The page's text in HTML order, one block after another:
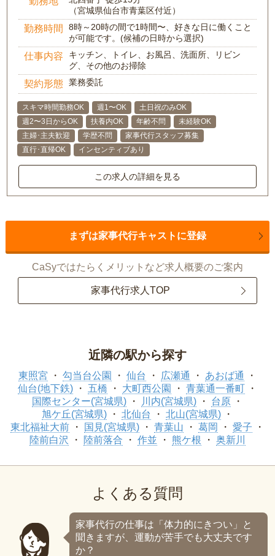
（宮城県仙台市青葉区付近）
勤務時間
8時～20時の間で1時間〜、好きな日に働くこと
が可能です。(候補の日時から選択)
仕事内容
キッチン、トイレ、お風呂、洗面所、リビン
グ、その他のお掃除
契約形態 業務委託
スキマ時間勤務OK 週1〜OK
土日祝のみOK
週2〜3日からOK
扶養内OK 年齢不問
未経験OK
主婦･主夫歓迎
学歴不問
家事代行スタッフ募集
直行･直帰OK
インセンティブあり
この求人の詳細を見る
まずは家事代行キャストに登録
CaSyではたらくメリットなど求人概要のご案内
家事代行求人TOP
近隣の駅から探す
東照宮 勾当台公園 仙台 広瀬通
あおば通
仙台(地下鉄)
五橋 大町西公園
青葉通一番町
国際センター(宮城県)
川内(宮城県)
台原
旭ケ丘(宮城県)
北仙台
北山(宮城県)
東北福祉大前
国見(宮城県) 青葉山 葛岡
愛子
陸前白沢
陸前落合 作並 熊ケ根 奥新川
よくある質問
家事代行の仕事は「体力的にきつい」と
聞きますが、運動が苦手でも大丈夫です
か？